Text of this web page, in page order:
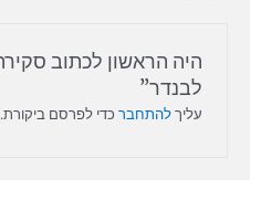
לבנדר”
עליךלהתחברכדי לפרסם ביקורת.